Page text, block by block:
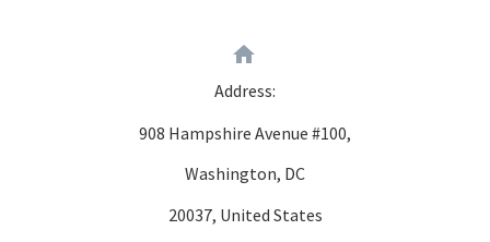


Address:
908 Hampshire Avenue #100,
Washington, DC
20037, United States